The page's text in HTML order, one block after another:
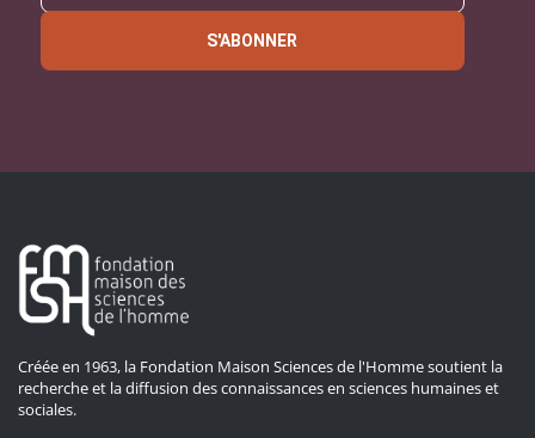
S'ABONNER
Créée en 1963, la Fondation Maison Sciences de l'Homme soutient la
recherche et la diffusion des connaissances en sciences humaines et
sociales.